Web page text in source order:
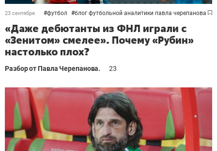
23 сентября #футбол #блог футбольной аналитики павла черепанова
«Даже дебютанты из ФНЛ играли с
«Зенитом» смелее». Почему «Рубин»
настолько плох?
Разбор от Павла Черепанова. 23